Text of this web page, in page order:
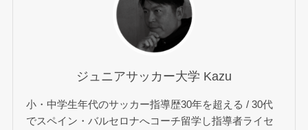
ジュニアサッカー大学 Kazu
小・中学生年代のサッカー指導歴30年を超える / 30代
でスペイン・バルセロナへコーチ留学し指導者ライセ